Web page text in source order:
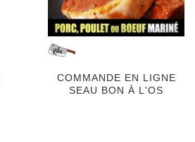
COMMANDE EN LIGNE
SEAU BON À L'OS